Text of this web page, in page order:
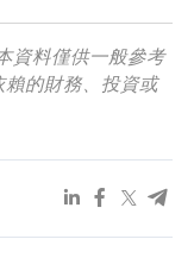
資料僅供一般參考
的財務、投資或